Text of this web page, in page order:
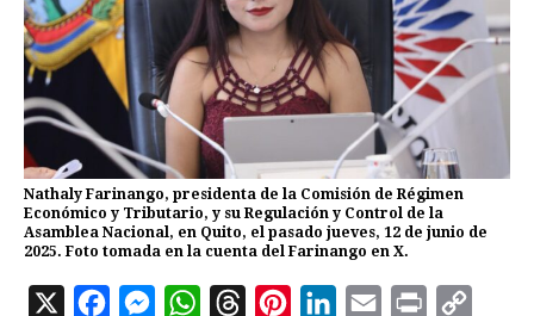
Nathaly Farinango, presidenta de la Comisión de Régimen
Económico y Tributario, y su Regulación y Control de la
Asamblea Nacional, en Quito, el pasado jueves, 12 de junio de
2025. Foto tomada en la cuenta del Farinango en X.
X
M
W